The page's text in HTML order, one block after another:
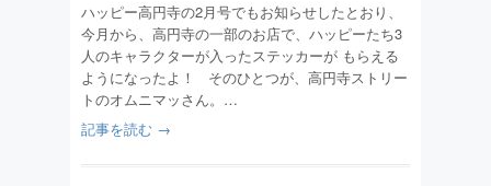
ハッピー高円寺の2月号でもお知らせしたとおり、
今月から、高円寺の一部のお店で、ハッピーたち3
人のキャラクターが入ったステッカーが もらえる
ようになったよ！ そのひとつが、高円寺ストリー
トのオムニマッさん。…
記事を読む →